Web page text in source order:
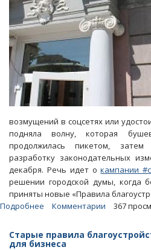
возмущений в соцсетях или
подняла волну, которая
продолжилась пикетом,
разработку законодательных
декабря. Речь идет окампании
решении городской думы, когда
приняты новые «Правила
Подробнее
и
Комментарии 367
Старые правила
для бизнеса